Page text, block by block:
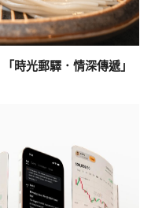
時光郵驛．情深傳遞」